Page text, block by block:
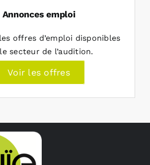
Annonces emploi
offres d’emploi disponibles
secteur de l’audition.
Voir les offres